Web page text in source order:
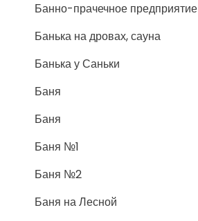
Банно-прачечное предприятие
Банька на дровах, сауна
Банька у Саньки
Баня
Баня
Баня №1
Баня №2
Баня на Лесной